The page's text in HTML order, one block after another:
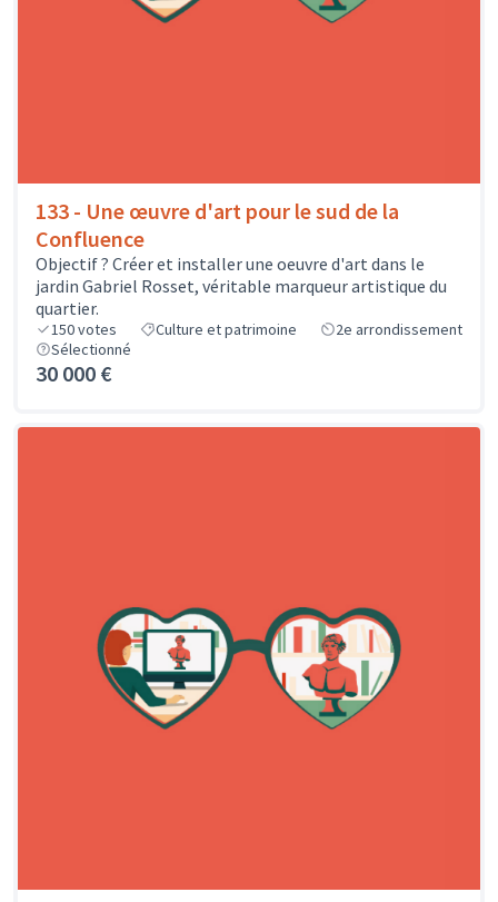
133 - Une œuvre d'art pour le sud de la
Confluence
Objectif ? Créer et installer une oeuvre d'art dans le
jardin Gabriel Rosset, véritable marqueur artistique du
quartier.
150votes Culture et patrimoine
2e arrondissement
Sélectionné
30 000 €